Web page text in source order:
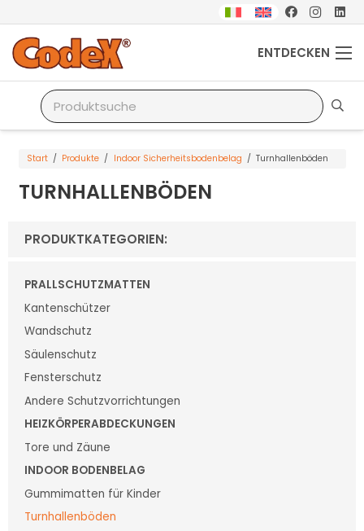
ENTDECKEN
Start / Produkte / Indoor Sicherheitsbodenbelag / Turnhallenböden
TURNHALLENBÖDEN
PRODUKTKATEGORIEN:
PRALLSCHUTZMATTEN
Kantenschützer
Wandschutz
Säulenschutz
Fensterschutz
Andere Schutzvorrichtungen
HEIZKÖRPERABDECKUNGEN
Tore und Zäune
INDOOR BODENBELAG
Gummimatten für Kinder
Turnhallenböden